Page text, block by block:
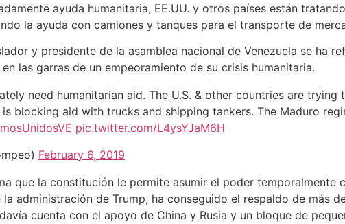
ayuda humanitaria, EE.UU. y otros países están
la ayuda con camiones y tanques para el transporte de
y presidente de la asamblea nacional de Venezuela se ha
las garras de un empeoramiento de su crisis humanitaria.
need humanitarian aid. The U.S. & other countries are trying
blocking aid with trucks and shipping tankers. The Maduro
pic.twitter.com/L4ysYJaM6H
February 6, 2019
que la constitución le permite asumir el poder temporalmente
administración de Trump, ha conseguido el respaldo de más
cuenta con el apoyo de China y Rusia y un bloque de